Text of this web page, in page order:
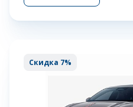
Скидка 7%